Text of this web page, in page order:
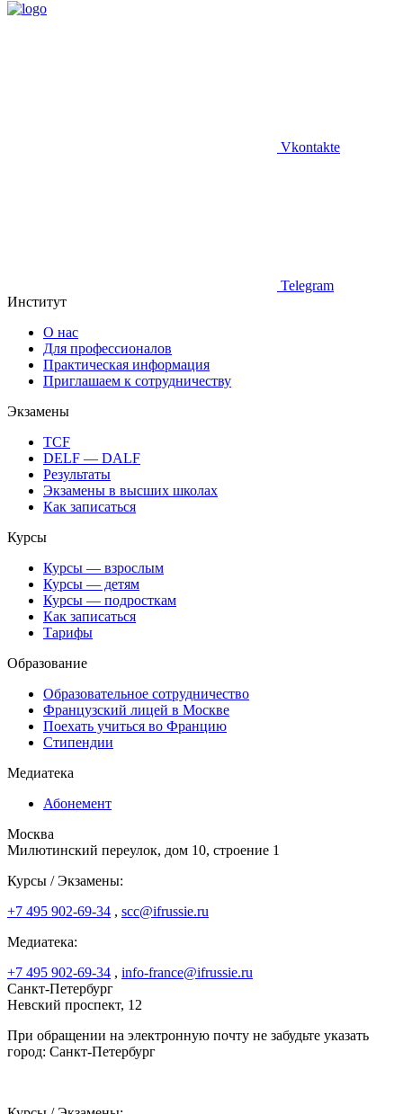
Vkontakte
Telegram
Институт
О нас
Для профессионалов
Практическая информация
Приглашаем к сотрудничеству
Экзамены
TCF
DELF — DALF
Результаты
Экзамены в высших школах
Как записаться
Курсы
Курсы — взрослым
Курсы — детям
Курсы — подросткам
Как записаться
Тарифы
Образование
Образовательное сотрудничество
Французский лицей в Москве
Поехать учиться во Францию
Стипендии
Медиатека
Абонемент
Москва
Милютинский переулок, дом 10, строение 1
Курсы / Экзамены:
+7 495 902-69-34 , scc@ifrussie.ru
Медиатека:
+7 495 902-69-34 , info-france@ifrussie.ru
Санкт-Петербург
Невский проспект, 12
При обращении на электронную почту не забудьте указать
город: Санкт-Петербург